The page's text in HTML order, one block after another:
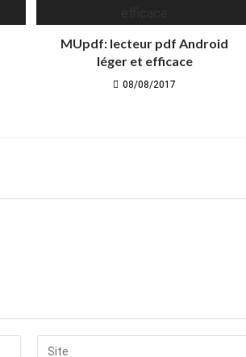
MUpdf: lecteur pdf Android
léger et efficace
08/08/2017
Saisir